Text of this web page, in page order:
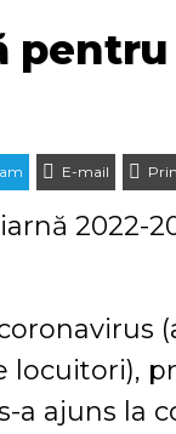
E-mail
2022-
locuitori),
a ajuns la